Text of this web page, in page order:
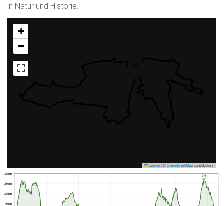
in Natur und Historie.
+
−
Leaflet|©OpenStreetMapcontributors
150 m
200 m
250 m
300 m
275